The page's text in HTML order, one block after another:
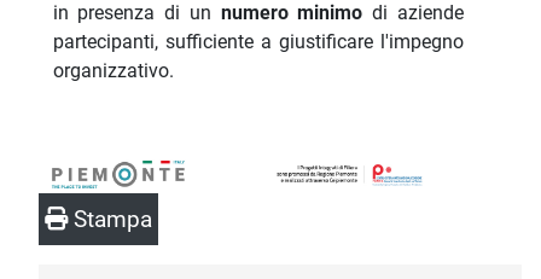
in presenza di un numero minimo di aziende
partecipanti, sufficiente a giustificare l'impegno
organizzativo.
Stampa